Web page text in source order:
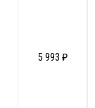
5 993 ₽